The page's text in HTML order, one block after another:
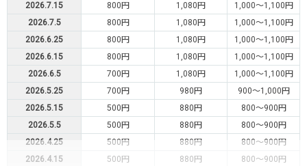
2026.7.15
800円 1,080円
1,000～1,100円
2026.7.5
800円 1,080円
1,000～1,100円
2026.6.25
800円 1,080円
1,000～1,100円
2026.6.15
800円 1,080円
1,000～1,100円
2026.6.5
700円 1,080円
1,000～1,100円
2026.5.25
700円 980円
900～1,000円
2026.5.15
500円 880円
800～900円
2026.5.5
500円 880円
800～900円
2026.4.25
500円 880円
800～900円
2026.4.15
500円 880円
800～900円